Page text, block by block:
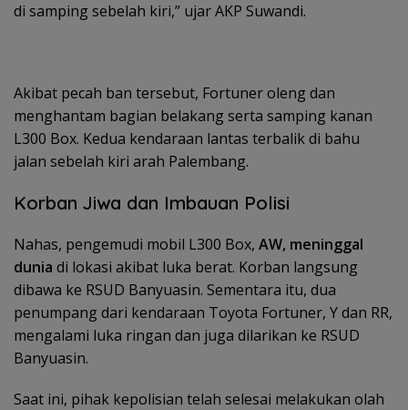
di samping sebelah kiri,” ujar AKP Suwandi.
​Akibat pecah ban tersebut, Fortuner oleng dan
menghantam bagian belakang serta samping kanan
L300 Box. Kedua kendaraan lantas terbalik di bahu
jalan sebelah kiri arah Palembang.
Korban Jiwa dan Imbauan Polisi
​Nahas, pengemudi mobil L300 Box, AW, meninggal
dunia di lokasi akibat luka berat. Korban langsung
dibawa ke RSUD Banyuasin. Sementara itu, dua
penumpang dari kendaraan Toyota Fortuner, Y dan RR,
mengalami luka ringan dan juga dilarikan ke RSUD
Banyuasin.
​Saat ini, pihak kepolisian telah selesai melakukan olah